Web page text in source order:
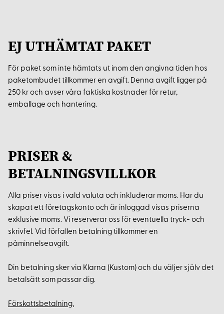
EJ UTHÄMTAT PAKET
För paket som inte hämtats ut inom den angivna tiden hos
paketombudet tillkommer en avgift. Denna avgift ligger på
250 kr och avser våra faktiska kostnader för retur,
emballage och hantering.
PRISER &
BETALNINGSVILLKOR
Alla priser visas i vald valuta och inkluderar moms. Har du
skapat ett företagskonto och är inloggad visas priserna
exklusive moms. Vi reserverar oss för eventuella tryck- och
skrivfel. Vid förfallen betalning tillkommer en
påminnelseavgift.
Din betalning sker via Klarna (Kustom) och du väljer själv det
betalsätt som passar dig.
Förskottsbetalning.